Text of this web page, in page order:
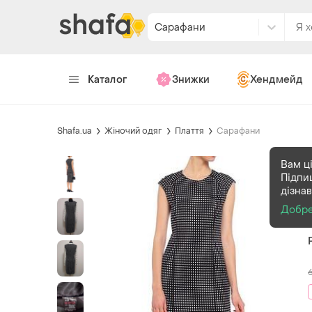
Сарафани
Каталог Знижки Хендмейд
Shafa.ua Жіночий одяг Плаття Сарафани
Вам